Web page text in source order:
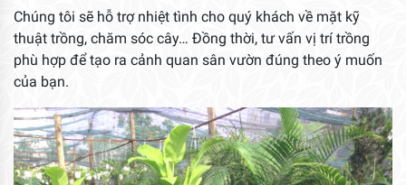
Chúng tôi sẽ hỗ trợ nhiệt tình cho quý khách về mặt kỹ
thuật trồng, chăm sóc cây… Đồng thời, tư vấn vị trí trồng
phù hợp để tạo ra cảnh quan sân vườn đúng theo ý muốn
của bạn.